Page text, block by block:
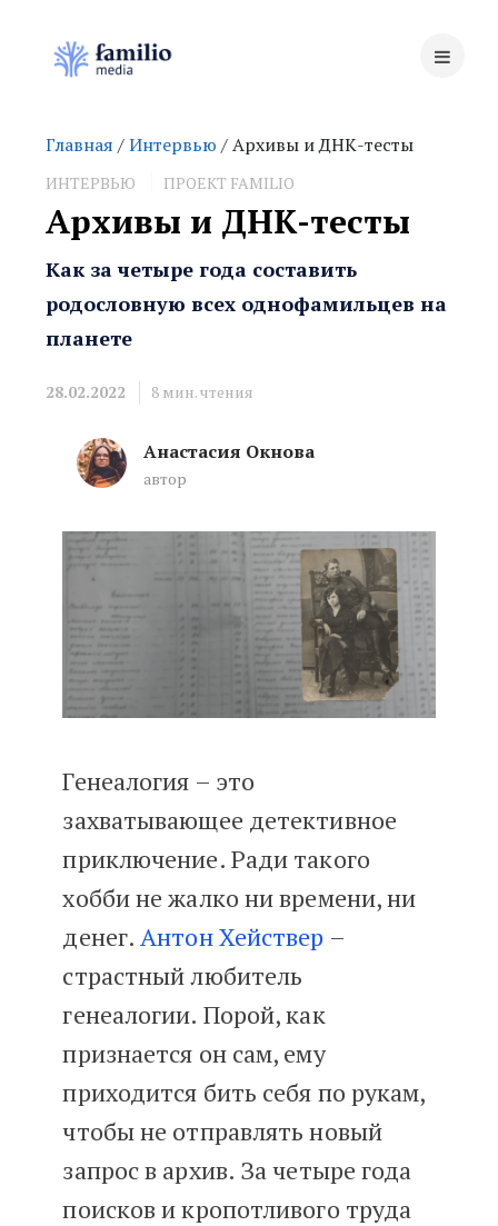
Главная /Интервью / Архивы и ДНК-тесты
ИНТЕРВЬЮ ПРОЕКТ FAMILIO
Архивы и ДНК-тесты
Как за четыре года составить
родословную всех однофамильцев на
планете
28.02.2022 8 мин. чтения
Анастасия Окнова
автор
Архивы и ДНК-тесты
Генеалогия – это
захватывающее детективное
приключение. Ради такого
хобби не жалко ни времени, ни
денег. Антон Хействер –
страстный любитель
генеалогии. Порой, как
признается он сам, ему
приходится бить себя по рукам,
чтобы не отправлять новый
запрос в архив. За четыре года
поисков и кропотливого труда